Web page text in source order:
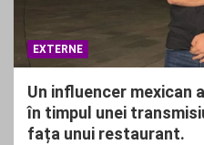
EXTERNE
Un influencer mexican
în timpul unei
fața unui restaurant.